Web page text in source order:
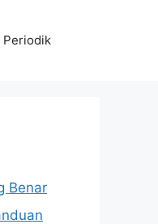
Periodik
Benar